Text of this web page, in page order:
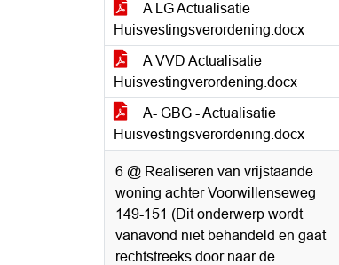
A LG Actualisatie
Huisvestingsverordening.docx
A VVD Actualisatie
Huisvestingverordening.docx
A- GBG - Actualisatie
Huisvestingsverordening.docx
6 @ Realiseren van vrijstaande
woning achter Voorwillenseweg
149-151 (Dit onderwerp wordt
vanavond niet behandeld en gaat
rechtstreeks door naar de